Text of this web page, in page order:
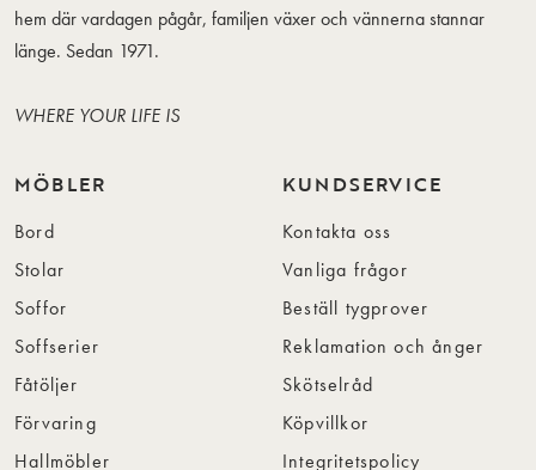
hem där vardagen pågår, familjen växer och vännerna stannar
länge. Sedan 1971.
WHERE YOUR LIFE IS
MÖBLER
Bord
Stolar
Soffor
Soffserier
Fåtöljer
Förvaring
Hallmöbler
KUNDSERVICE
Kontakta oss
Vanliga frågor
Beställ tygprover
Reklamation och ånger
Skötselråd
Köpvillkor
Integritetspolicy